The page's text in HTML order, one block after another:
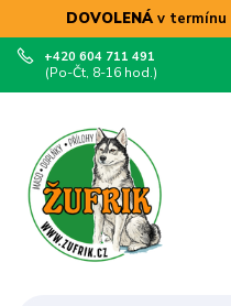
DOVOLENÁv termínu
+420 604 711 491
(Po-Čt, 8-16 hod.)